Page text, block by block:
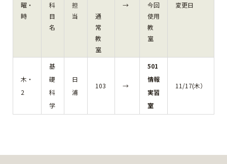
曜・
時
科
目
名
担
当
通
常
教
室
→
今回
使用
教
室
変更日
木・
2
基
礎
科
学
日
浦
103 →
501
情報
実習
室
11/17(木）